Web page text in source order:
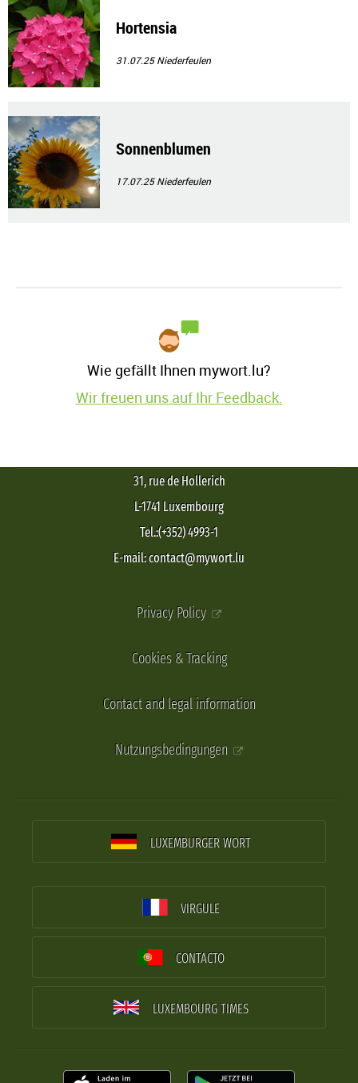
Hortensia
31.07.25Niederfeulen
Sonnenblumen
17.07.25Niederfeulen
Wie gefällt Ihnen mywort.lu?
Wir freuen uns auf Ihr Feedback.
31, rue de Hollerich
L-1741 Luxembourg
Tel.:(+352) 4993-1
E-mail: contact@mywort.lu
Privacy Policy
Cookies & Tracking
Contact and legal information
Nutzungsbedingungen
LUXEMBURGER WORT
VIRGULE
CONTACTO
LUXEMBOURG TIMES